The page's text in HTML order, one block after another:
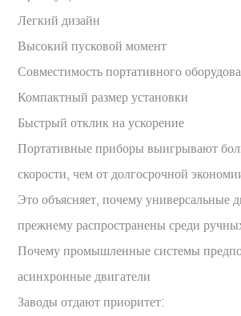
Легкий дизайн
Высокий пусковой момент
Совместимость портативного
Компактный размер установки
Быстрый отклик на ускорение
Портативные приборы выигрывают
скорости, чем от долгосрочной
Это объясняет, почему универсальные
прежнему распространены среди
Почему промышленные системы
асинхронные двигатели
Заводы отдают приоритет: